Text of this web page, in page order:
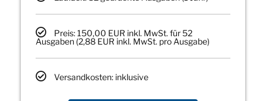
Preis: 150,00 EUR inkl. MwSt. für 52
Ausgaben (2,88 EUR inkl. MwSt. pro Ausgabe)
Versandkosten: inklusive